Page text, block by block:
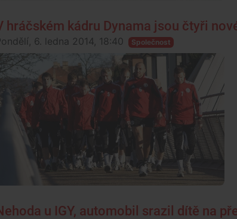
hráčském kádru Dynama jsou čtyři
6. ledna 2014, 18:40 Společnost
u IGY, automobil srazil dítě na